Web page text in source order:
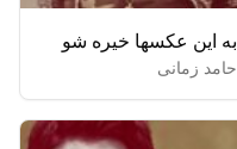
به این عکسها خیره شو
حامد زمانی